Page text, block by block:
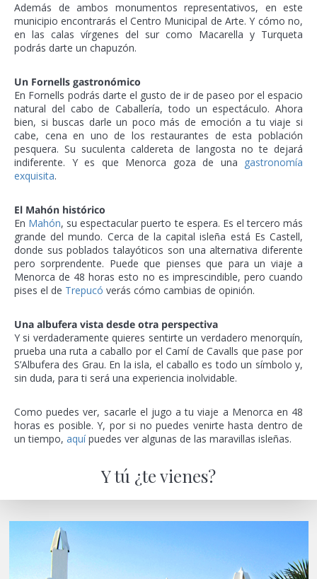
Además de ambos monumentos representativos, en este
municipio encontrarás el Centro Municipal de Arte. Y cómo no,
en las calas vírgenes del sur como Macarella y Turqueta
podrás darte un chapuzón.
Un Fornells gastronómico
En Fornells podrás darte el gusto de ir de paseo por el espacio
natural del cabo de Caballería, todo un espectáculo. Ahora
bien, si buscas darle un poco más de emoción a tu viaje si
cabe, cena en uno de los restaurantes de esta población
pesquera. Su suculenta caldereta de langosta no te dejará
indiferente. Y es que Menorca goza de una gastronomía
exquisita.
El Mahón histórico
En Mahón, su espectacular puerto te espera. Es el tercero más
grande del mundo. Cerca de la capital isleña está Es Castell,
donde sus poblados talayóticos son una alternativa diferente
pero sorprendente. Puede que pienses que para un viaje a
Menorca de 48 horas esto no es imprescindible, pero cuando
pises el de Trepucó verás cómo cambias de opinión.
Una albufera vista desde otra perspectiva
Y si verdaderamente quieres sentirte un verdadero menorquín,
prueba una ruta a caballo por el Camí de Cavalls que pase por
S’Albufera des Grau. En la isla, el caballo es todo un símbolo y,
sin duda, para ti será una experiencia inolvidable.
Como puedes ver, sacarle el jugo a tu viaje a Menorca en 48
horas es posible. Y, por si no puedes venirte hasta dentro de
un tiempo, aquípuedes ver algunas de las maravillas isleñas.
Y tú ¿te vienes?